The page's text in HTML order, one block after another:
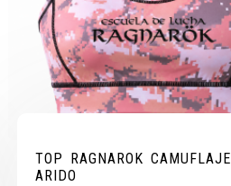
TOP RAGNAROK CAMUFLAJE
ARIDO